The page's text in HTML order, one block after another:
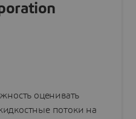
оценивать
потоки на